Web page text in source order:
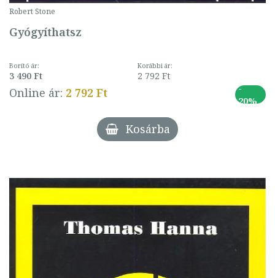
Robert Stone
Gyógyíthatsz
Borító ár:
3 490 Ft
Korábbi ár:
2 792 Ft
Online ár: 2 792 Ft
-
20%
Kosárba